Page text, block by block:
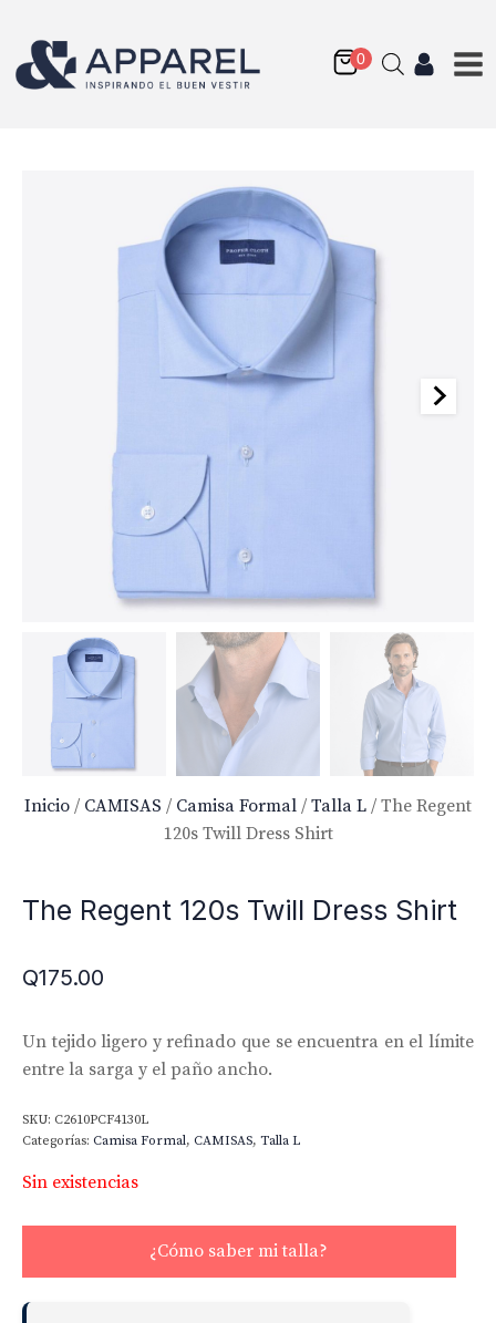
Inicio / CAMISAS / Camisa Formal / Talla L / The Regent
120s Twill Dress Shirt
The Regent 120s Twill Dress Shirt
Q175.00
Un tejido ligero y refinado que se encuentra en el límite
entre la sarga y el paño ancho.
SKU: C2610PCF4130L
Categorías: Camisa Formal, CAMISAS, Talla L
Sin existencias
¿Cómo saber mi talla?
Thomas Mason Luxury
Broadcloth Fabric
224.50